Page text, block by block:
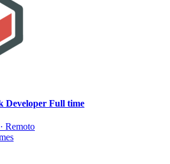
Developer Full time
· Remoto